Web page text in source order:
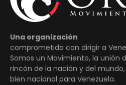
Una organización
comprometida con dirigir a
Somos un Movimiento, la unión
rincón de la nación y del
bien nacional para Venezuela.